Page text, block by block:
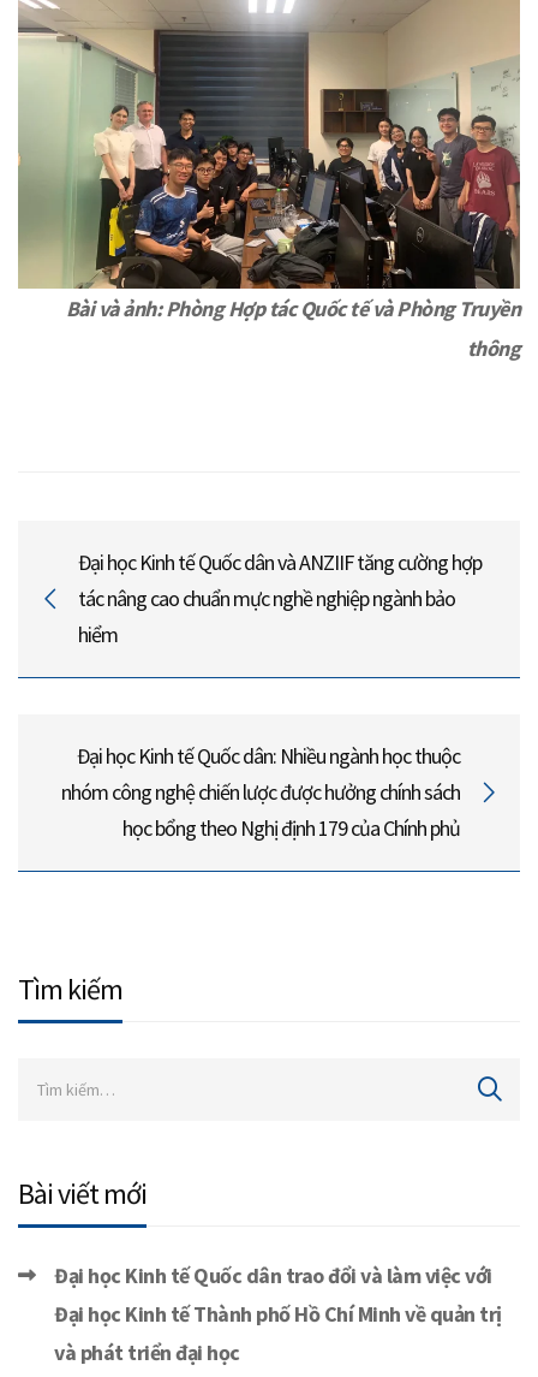
Bài và ảnh: Phòng Hợp tác Quốc tế và Phòng Truyền
thông
Đại học Kinh tế Quốc dân và ANZIIF tăng cường hợp
tác nâng cao chuẩn mực nghề nghiệp ngành bảo
hiểm
Đại học Kinh tế Quốc dân: Nhiều ngành học thuộc
nhóm công nghệ chiến lược được hưởng chính sách
học bổng theo Nghị định 179 của Chính phủ
Tìm kiếm
Bài viết mới
Đại học Kinh tế Quốc dân trao đổi và làm việc với
Đại học Kinh tế Thành phố Hồ Chí Minh về quản trị
và phát triển đại học